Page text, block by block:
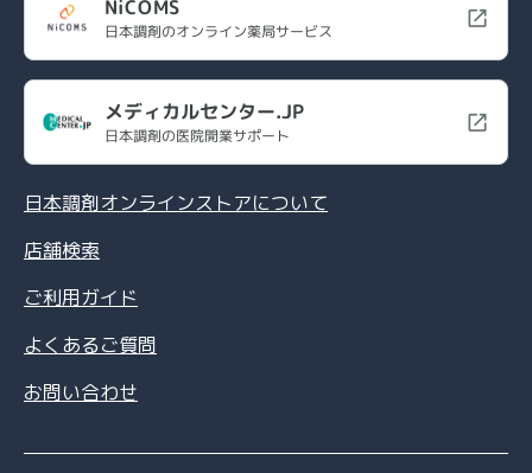
NiCOMS
日本調剤のオンライン薬局サービス
メディカルセンター.JP
日本調剤の医院開業サポート
日本調剤オンラインストアについて
店舗検索
ご利用ガイド
よくあるご質問
お問い合わせ